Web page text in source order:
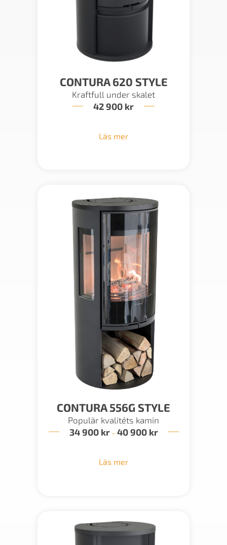
CONTURA 620 STYLE
Kraftfull under skalet
42 900 kr
Läs mer
CONTURA 556G STYLE
Populär kvalitéts kamin
34 900 kr – 40 900 krPrisintervall:
Läs mer